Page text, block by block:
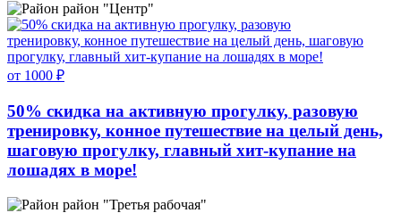
район "Центр"
от 1000 ₽
50% скидка на активную прогулку, разовую
тренировку, конное путешествие на целый день,
шаговую прогулку, главный хит-купание на
лошадях в море!
район "Третья рабочая"